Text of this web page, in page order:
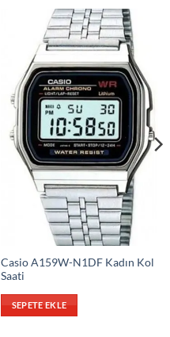
Casio A159W-N1DF Kadın Kol
Saati
SEPETE EKLE